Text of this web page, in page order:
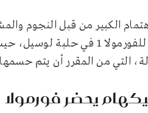
الكبير من قبل النجوم
قطر الكبرى للفورمولا 1
التي من المقرر أن يتم
يحضر فورمولا 1 في قطر